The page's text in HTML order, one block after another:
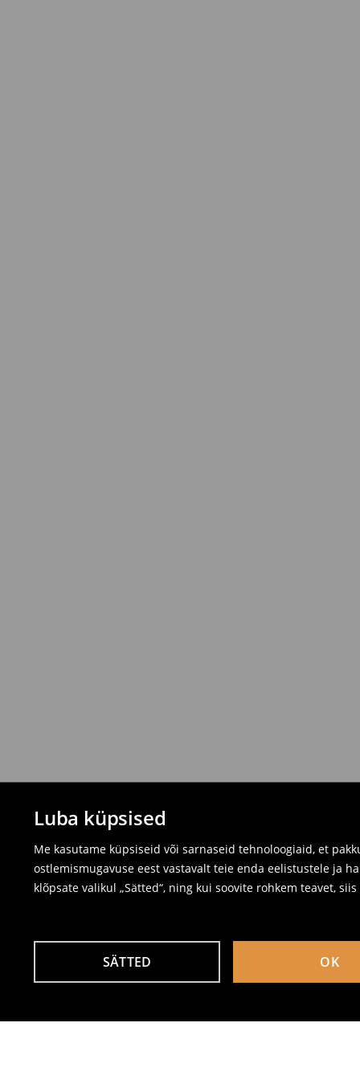
Luba küpsised
Me kasutame küpsiseid või sarnaseid tehnoloogiaid, et
ostlemismugavuse eest vastavalt teie enda eelistustele ja
klõpsate valikul „Sätted“, ning kui soovite rohkem teavet,
SÄTTED OK